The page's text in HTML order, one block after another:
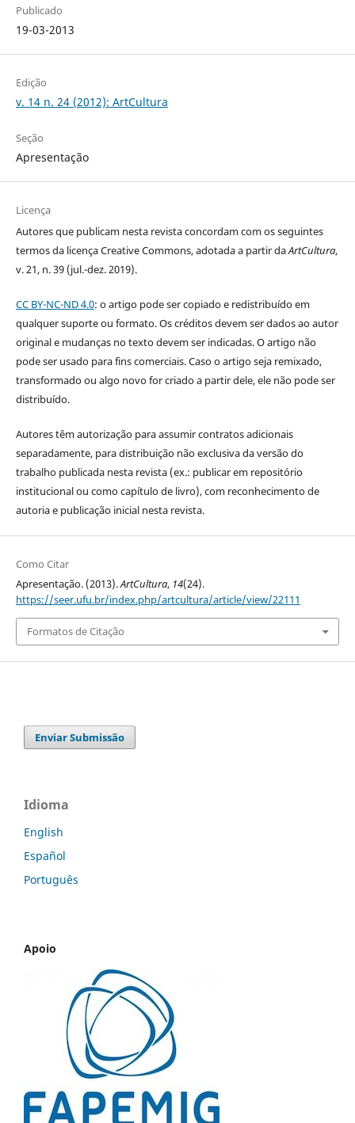
Publicado
19-03-2013
Edição
v. 14 n. 24 (2012): ArtCultura
Seção
Apresentação
Licença
Autores que publicam nesta revista concordam com os seguintes
termos da licença Creative Commons, adotada a partir daArtCultura,
v. 21, n. 39 (jul.-dez. 2019).
CC BY-NC-ND 4.0: o artigo pode ser copiado e redistribuído em
qualquer suporte ou formato. Os créditos devem ser dados ao autor
original e mudanças no texto devem ser indicadas. O artigo não
pode ser usado para fins comerciais. Caso o artigo seja remixado,
transformado ou algo novo for criado a partir dele, ele não pode ser
distribuído.
Autores têm autorização para assumir contratos adicionais
separadamente, para distribuição não exclusiva da versão do
trabalho publicada nesta revista (ex.: publicar em repositório
institucional ou como capítulo de livro), com reconhecimento de
autoria e publicação inicial nesta revista.
Como Citar
Apresentação. (2013).ArtCultura, 14(24).
https://seer.ufu.br/index.php/artcultura/article/view/22111
Formatos de Citação
Enviar Submissão
Idioma
English
Español
Português
Apoio